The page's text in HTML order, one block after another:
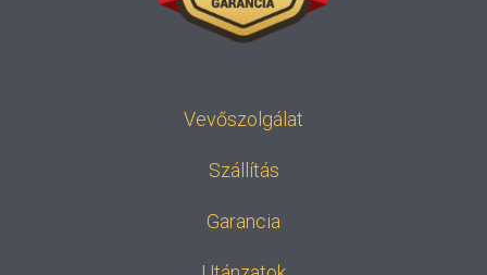
Vevőszolgálat
Szállítás
Garancia